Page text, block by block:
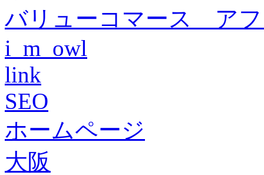
バリューコマース ア
i_m_owl
link
SEO
ホームページ
大阪